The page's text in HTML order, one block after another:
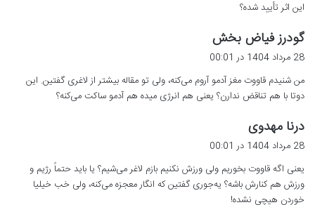
این اثر تأیید شده؟
گودرز فیاض بخش
ف
:
28 مرداد 1404 در 00:01
من شنیدم قاووت مغز آدمو آروم می‌کنه، ولی تو مقاله بیشتر از لاغری گفتین. این
دوتا با هم تناقض ندارن؟ یعنی هم انرژی میده هم آدمو ساکت می‌کنه؟
درنا مهدوی
ف
28 مرداد 1404 در 00:01
یعنی اگه قاووت بخوریم ولی ورزش نکنیم بازم لاغر می‌شیم؟ یا باید حتماً رژیم و
ورزش هم کنارش باشه؟ یه‌جوری گفتین که انگار معجزه می‌کنه، ولی خب خیلیا
خوردن هیچی نشده!